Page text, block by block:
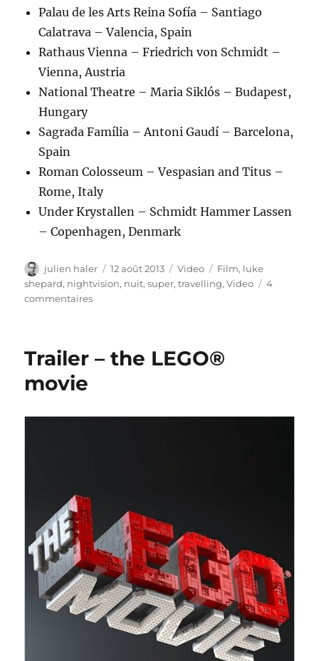
Palau de les Arts Reina Sofía – Santiago
Calatrava – Valencia, Spain
Rathaus Vienna – Friedrich von Schmidt –
Vienna, Austria
National Theatre – Maria Siklós – Budapest,
Hungary
Sagrada Família – Antoni Gaudí – Barcelona,
Spain
Roman Colosseum – Vespasian and Titus –
Rome, Italy
Under Krystallen – Schmidt Hammer Lassen
– Copenhagen, Denmark
Auteur
julien haler
Publié
le
12 août 2013 Catégories
Video Étiquettes
Film, luke
shepard, nightvision, nuit,super,travelling,Video
4
commentairessur
Trailer – the LEGO®
movie